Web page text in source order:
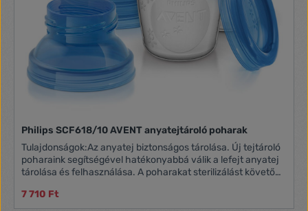
Philips SCF618/10 AVENT anyatejtároló poharak
Tulajdonságok:Az anyatej biztonságos tárolása. Új tejtároló
poharaink segítségével hatékonyabbá válik a lefejt anyatej
tárolása és felhasználása. A poharakat sterilizálást követően
etetőcumival – a termékcsalád számos variációs
7 710 Ft